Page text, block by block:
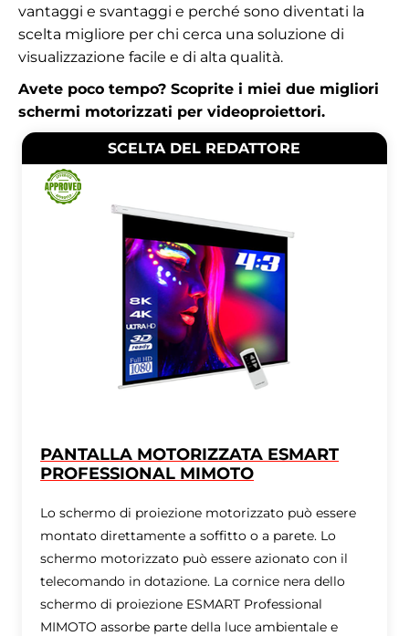
vantaggi e svantaggi e perché sono diventati la
scelta migliore per chi cerca una soluzione di
visualizzazione facile e di alta qualità.
Avete poco tempo? Scoprite i miei due migliori
schermi motorizzati per videoproiettori.
SCELTA DEL REDATTORE
PANTALLA MOTORIZZATA ESMART
PROFESSIONAL MIMOTO
Lo schermo di proiezione motorizzato può essere
montato direttamente a soffitto o a parete. Lo
schermo motorizzato può essere azionato con il
telecomando in dotazione. La cornice nera dello
schermo di proiezione ESMART Professional
MIMOTO assorbe parte della luce ambientale e